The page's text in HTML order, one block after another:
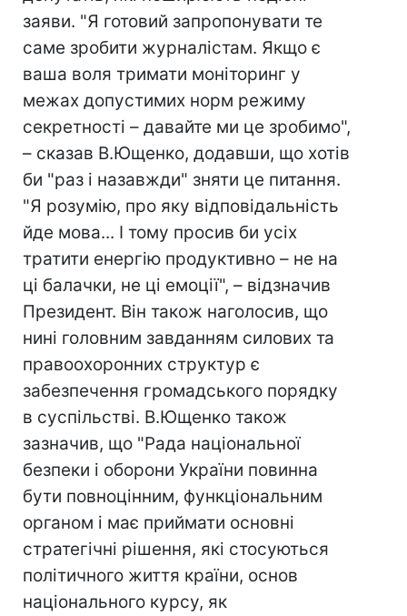
заяви. "Я готовий запропонувати те
саме зробити журналістам. Якщо є
ваша воля тримати моніторинг у
межах допустимих норм режиму
секретності – давайте ми це зробимо",
– сказав В.Ющенко, додавши, що хотів
би "раз і назавжди" зняти це питання.
"Я розумію, про яку відповідальність
йде мова... І тому просив би усіх
тратити енергію продуктивно – не на
ці балачки, не ці емоції", – відзначив
Президент. Він також наголосив, що
нині головним завданням силових та
правоохоронних структур є
забезпечення громадського порядку
в суспільстві. В.Ющенко також
зазначив, що "Рада національної
безпеки і оборони України повинна
бути повноцінним, функціональним
органом і має приймати основні
стратегічні рішення, які стосуються
політичного життя країни, основ
національного курсу, як